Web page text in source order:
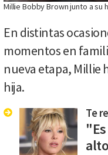
Millie Bobby Brown junto a su
En distintas
momentos en
nueva etapa, Millie
hija.
Te